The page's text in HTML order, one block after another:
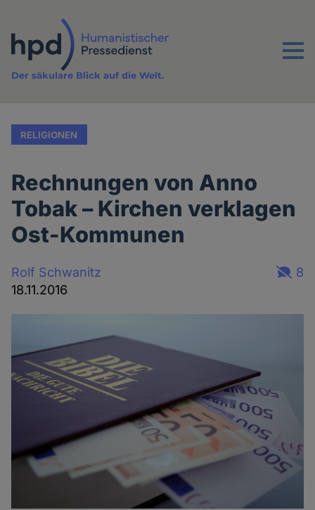
Inhalt
Menu
Der säkulare Blick auf die Welt.
RELIGIONEN
Rechnungen von Anno
Tobak – Kirchen verklagen
Ost-Kommunen
Rolf Schwanitz
18.11.2016
8